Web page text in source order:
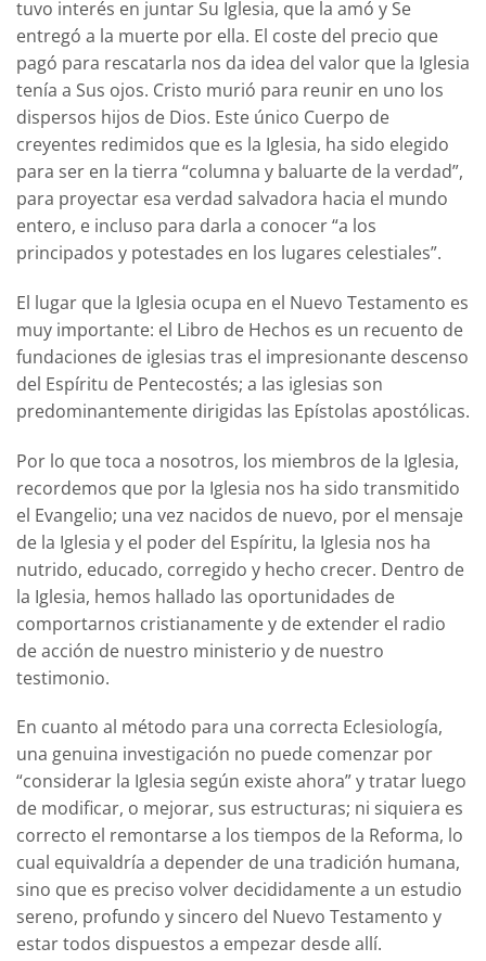
tuvo interés en juntar Su Iglesia, que la amó y Se
entregó a la muerte por ella. El coste del precio que
pagó para rescatarla nos da idea del valor que la Iglesia
tenía a Sus ojos. Cristo murió para reunir en uno los
dispersos hijos de Dios. Este único Cuerpo de
creyentes redimidos que es la Iglesia, ha sido elegido
para ser en la tierra “columna y baluarte de la verdad”,
para proyectar esa verdad salvadora hacia el mundo
entero, e incluso para darla a conocer “a los
principados y potestades en los lugares celestiales”.
El lugar que la Iglesia ocupa en el Nuevo Testamento es
muy importante: el Libro de Hechos es un recuento de
fundaciones de iglesias tras el impresionante descenso
del Espíritu de Pentecostés; a las iglesias son
predominantemente dirigidas las Epístolas apostólicas.
Por lo que toca a nosotros, los miembros de la Iglesia,
recordemos que por la Iglesia nos ha sido transmitido
el Evangelio; una vez nacidos de nuevo, por el mensaje
de la Iglesia y el poder del Espíritu, la Iglesia nos ha
nutrido, educado, corregido y hecho crecer. Dentro de
la Iglesia, hemos hallado las oportunidades de
comportarnos cristianamente y de extender el radio
de acción de nuestro ministerio y de nuestro
testimonio.
En cuanto al método para una correcta Eclesiología,
una genuina investigación no puede comenzar por
“considerar la Iglesia según existe ahora” y tratar luego
de modificar, o mejorar, sus estructuras; ni siquiera es
correcto el remontarse a los tiempos de la Reforma, lo
cual equivaldría a depender de una tradición humana,
sino que es preciso volver decididamente a un estudio
sereno, profundo y sincero del Nuevo Testamento y
estar todos dispuestos a empezar desde allí.